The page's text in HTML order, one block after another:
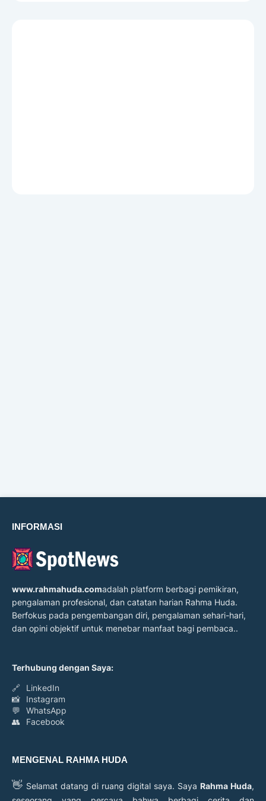
INFORMASI
www.rahmahuda.comadalah platform berbagi pemikiran,
pengalaman profesional, dan catatan harian Rahma Huda.
Berfokus pada pengembangan diri, pengalaman sehari-hari,
dan opini objektif untuk menebar manfaat bagi pembaca..
Terhubung dengan Saya:
🔗
LinkedIn
📸
Instagram
💬
WhatsApp
👥
Facebook
MENGENAL RAHMA HUDA
👋 Selamat datang di ruang digital saya. Saya Rahma Huda,